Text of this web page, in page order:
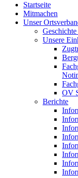
Startseite
Mitmachen
Unser
Unsere
OV
Berichte